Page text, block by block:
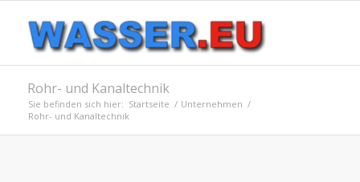
Rohr- und Kanaltechnik
Sie befinden sich hier: Startseite / Unternehmen /
Rohr- und Kanaltechnik